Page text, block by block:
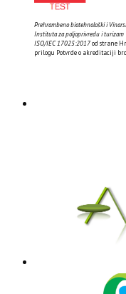
Prehrambeno biotehnološki i
Instituta za poljoprivredu i turizam
ISO/IEC 17025:2017od strane
prilogu Potvrde o akreditaciji